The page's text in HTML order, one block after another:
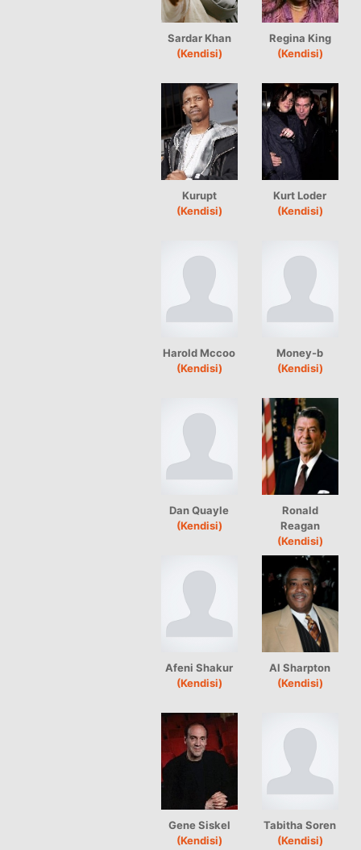
Sardar Khan
(Kendisi)
Regina King
(Kendisi)
Kurupt
(Kendisi)
Kurt Loder
(Kendisi)
Harold Mccoo
(Kendisi)
Money-b
(Kendisi)
Dan Quayle
(Kendisi)
Ronald
Reagan
(Kendisi)
Afeni Shakur
(Kendisi)
Al Sharpton
(Kendisi)
Gene Siskel
(Kendisi)
Tabitha Soren
(Kendisi)